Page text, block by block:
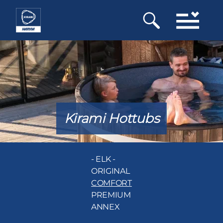
Overslaan
naar
de
inhoud
gaan
Kirami Hottubs
- ELK -
ORIGINAL
COMFORT
PREMIUM
ANNEX